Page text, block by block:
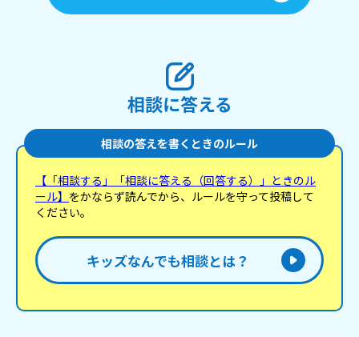
相談に答える
相談の答えを書くときのルール
【「相談する」「相談に答える（回答する）」ときのル
ール】 をかならず読んでから、ルールを守って投稿して
ください。
キッズなんでも相談とは？